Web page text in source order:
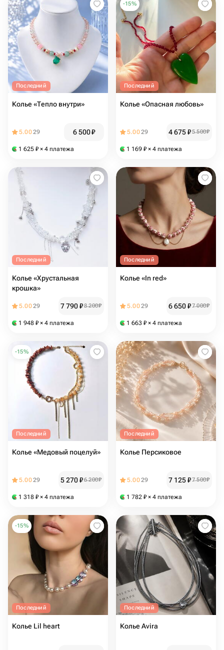
Последний
Колье «Тепло внутри»
5.0029 6 500₽
1 625 ₽ × 4 платежа
-15%
Последний
Колье «Опасная любовь»
5.0029 4 675₽5 500₽
1 169 ₽ × 4 платежа
Последний
Колье «Хрустальная
крошка»
5.0029 7 790₽8 200₽
1 948 ₽ × 4 платежа
Последний
Колье «In red»
5.0029 6 650₽7 000₽
1 663 ₽ × 4 платежа
-15%
Последний
Колье «Медовый поцелуй»
5.0029 5 270₽6 200₽
1 318 ₽ × 4 платежа
Последний
Колье Персиковое
5.0029 7 125₽7 500₽
1 782 ₽ × 4 платежа
-15%
Последний
Колье Lil heart
Последний
Колье Avira